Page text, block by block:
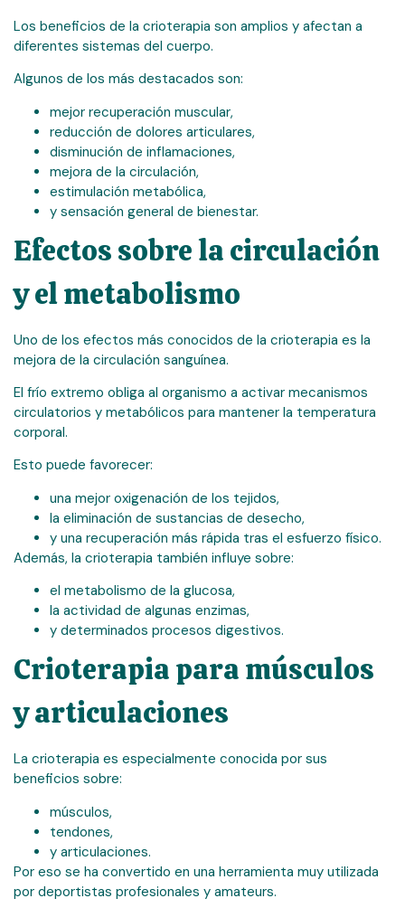
Los beneficios de la crioterapia son amplios y afectan a
diferentes sistemas del cuerpo.
Algunos de los más destacados son:
mejor recuperación muscular,
reducción de dolores articulares,
disminución de inflamaciones,
mejora de la circulación,
estimulación metabólica,
y sensación general de bienestar.
Efectos sobre la circulación
y el metabolismo
Uno de los efectos más conocidos de la crioterapia es la
mejora de la circulación sanguínea.
El frío extremo obliga al organismo a activar mecanismos
circulatorios y metabólicos para mantener la temperatura
corporal.
Esto puede favorecer:
una mejor oxigenación de los tejidos,
la eliminación de sustancias de desecho,
y una recuperación más rápida tras el esfuerzo físico.
Además, la crioterapia también influye sobre:
el metabolismo de la glucosa,
la actividad de algunas enzimas,
y determinados procesos digestivos.
Crioterapia para músculos
y articulaciones
La crioterapia es especialmente conocida por sus
beneficios sobre:
músculos,
tendones,
y articulaciones.
Por eso se ha convertido en una herramienta muy utilizada
por deportistas profesionales y amateurs.